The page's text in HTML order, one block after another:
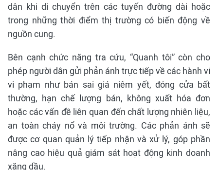
dân khi di chuyển trên các tuyến đường dài hoặc
trong những thời điểm thị trường có biến động về
nguồn cung.
Bên cạnh chức năng tra cứu, “Quanh tôi” còn cho
phép người dân gửi phản ánh trực tiếp về các hành vi
vi phạm như bán sai giá niêm yết, đóng cửa bất
thường, hạn chế lượng bán, không xuất hóa đơn
hoặc các vấn đề liên quan đến chất lượng nhiên liệu,
an toàn cháy nổ và môi trường. Các phản ánh sẽ
được cơ quan quản lý tiếp nhận và xử lý, góp phần
nâng cao hiệu quả giám sát hoạt động kinh doanh
xăng dầu.